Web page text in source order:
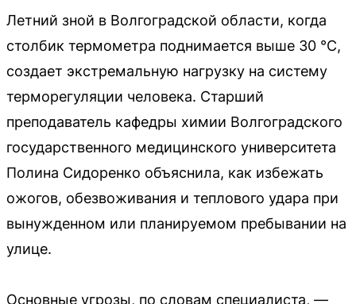
Летний зной в Волгоградской области, когда
столбик термометра поднимается выше 30 °C,
создает экстремальную нагрузку на систему
терморегуляции человека. Старший
преподаватель кафедры химии Волгоградского
государственного медицинского университета
Полина Сидоренко объяснила, как избежать
ожогов, обезвоживания и теплового удара при
вынужденном или планируемом пребывании на
улице.
Основные угрозы, по словам специалиста, —